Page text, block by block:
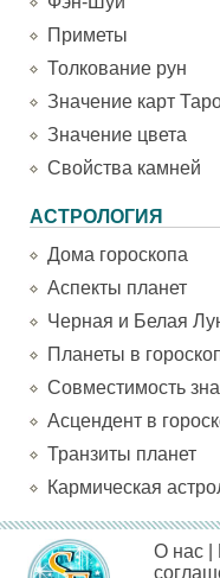
Приметы
Толкование рун
Значение карт
Значение цвета
Свойства камней
АСТРОЛОГИЯ
Дома гороскопа
Аспекты планет
Черная и Белая
Планеты в
Совместимость
Асцендент в
Транзиты планет
Кармическая
О нас|